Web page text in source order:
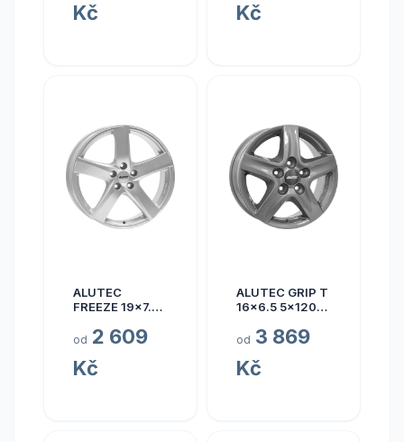
Kč
Kč
ALUTEC
FREEZE 19x7.5
od 2 609
Kč
ALUTEC GRIP T
16x6.5 5x120
od 3 869
Kč